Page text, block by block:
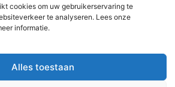
cookies om uw gebruikerservaring te
te analyseren. Lees onze
informatie.
Alles toestaan